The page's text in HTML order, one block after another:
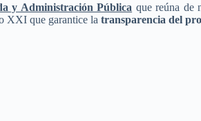
y Administración Pública que reúna de
XXI que garantice la transparencia del